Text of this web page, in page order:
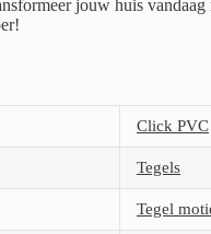
jouw huis vandaag
Click PVC
Tegels
Tegel